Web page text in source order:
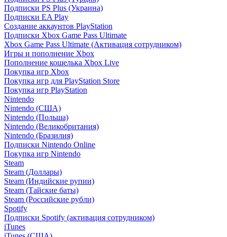
Подписки PS Plus (Украина)
Подписки EA Play
Создание аккаунтов PlayStation
Подписки Xbox Game Pass Ultimate
Xbox Game Pass Ultimate (Активация сотрудником)
Игры и пополнение Xbox
Пополнение кошелька Xbox Live
Покупка игр Xbox
Покупка игр для PlayStation Store
Покупка игр PlayStation
Nintendo
Nintendo (США)
Nintendo (Польша)
Nintendo (Великобритания)
Nintendo (Бразилия)
Подписки Nintendo Online
Покупка игр Nintendo
Steam
Steam (Доллары)
Steam (Индийские рупии)
Steam (Тайские баты)
Steam (Российские рубли)
Spotify
Подписки Spotify (активация сотрудником)
iTunes